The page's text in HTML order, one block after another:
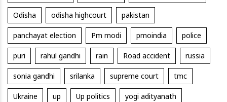
Odisha odisha highcourt pakistan
panchayat election Pm modi pmoindia police
puri rahul gandhi rain Road accident russia
sonia gandhi srilanka supreme court tmc
Ukraine up Up politics yogi adityanath